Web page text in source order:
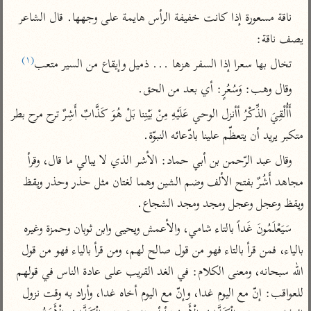
تفسير السمرقندي
تفسير الثعلبي
تفسير أبي السعود
الكشاف للزمخشري
الدر المنثور
تفسير مقاتل
اشترك لتصلك أخبار مشاريعنا
راسلنا • تليجرام
تويتر
تعليمات•عن الباحث القرآني
ناقة مسعورة إذا كانت خفيفة الرأس هايمة على وجهها. قال الشاعر
يصف ناقة:
تخال بها سعرا إذا السفر هزها ... ذميل وإيقاع من السير متعب(١)
وقال وهب: وَسُعُرٍ: أي بعد من الحق.
أَأُلْقِيَ الذِّكْرُ أأنزل الوحي عَلَيْهِ مِنْ بَيْنِنا بَلْ هُوَ كَذَّابٌ أَشِرٌ ترح مرح بطر
متكبر يريد أن يتعظّم علينا بادّعائه النبوّة.
ويقظ وعجل وعجل ومجد ومجد الشجاع.